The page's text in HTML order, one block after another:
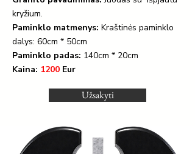
kryžium.
Paminklo matmenys: Kraštinės paminklo
dalys: 60cm * 50cm
Paminklo padas: 140cm * 20cm
Kaina: 1200 Eur
Užsakyti